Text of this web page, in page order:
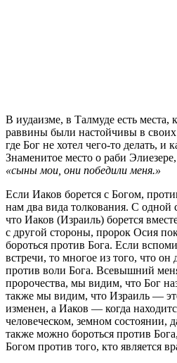
В иудаизме, в Талмуде есть места,
раввины были настойчивы в
где Бог не хотел чего-то делать, и
Знаменитое место о раби
«сыны мои, они победили меня.»
Если Иаков борется с Богом,
нам два вида толкования. С одной
что Иаков (Израиль) борется
с другой стороны, пророк Осия
бороться против Бога. Если
встречи, то многое из того, что он
против воли Бога. Всевышний
пророчества, мы видим, что Бог
также мы видим, что Израиль —
изменен, а Иаков — когда
человеческом, земном состоянии,
также можно бороться против
Богом против того, кто является